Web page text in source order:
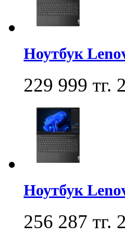
Ноутбук
229 999 тг.
Ноутбук
256 287 тг.